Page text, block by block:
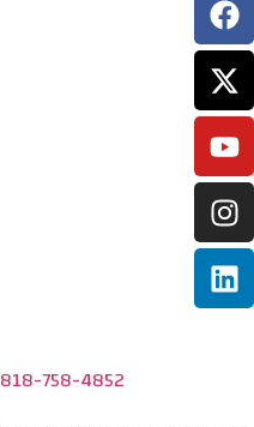
818-758-4852